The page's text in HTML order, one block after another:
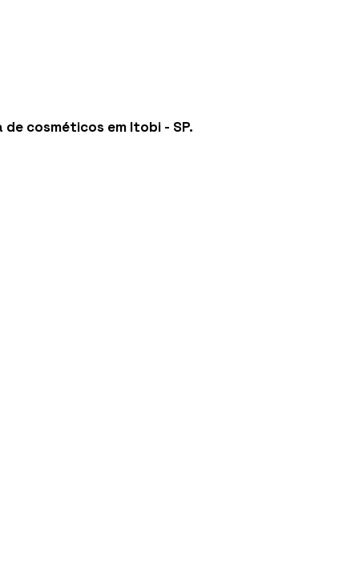
de cosméticos em Itobi - SP.